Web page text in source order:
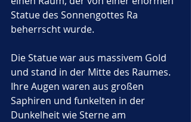
Statue des Sonnengottes Ra
beherrscht wurde.
Die Statue war aus massivem Gold
und stand in der Mitte des Raumes.
Ihre Augen waren aus großen
Saphiren und funkelten in der
Dunkelheit wie Sterne am